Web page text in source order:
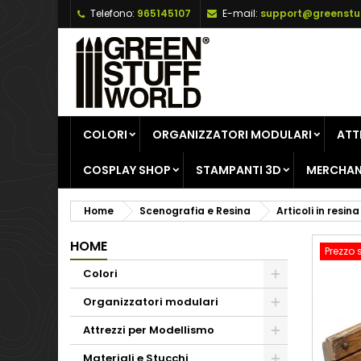
Telefono: 965145107 E-mail:
COLORI ORGANIZZATORI MODULARI
COSPLAY SHOP STAMPANTI 3D
Home Scenografia e Resina Articoli in resina
HOME
Colori
Organizzatori modulari
Attrezzi per Modellismo